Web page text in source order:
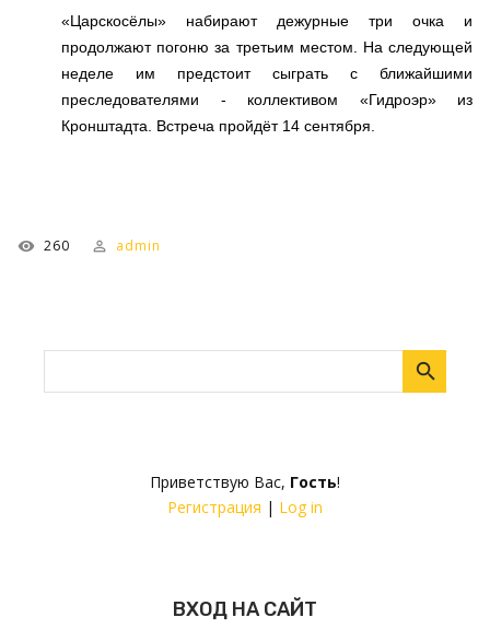
Приветствую Вас, Гость!
Регистрация | Log in
ВХОД НА САЙТ
«Царскосёлы» набирают дежурные три очка и
продолжают погоню за третьим местом. На следующей
неделе им предстоит сыграть с ближайшими
преследователями - коллективом «Гидроэр» из
Кронштадта. Встреча пройдёт 14 сентября.
260 admin